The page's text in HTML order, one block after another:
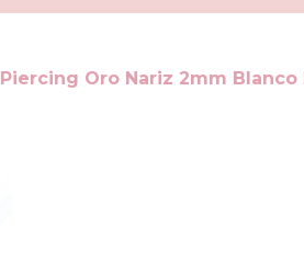
Piercing Oro Nariz 2mm